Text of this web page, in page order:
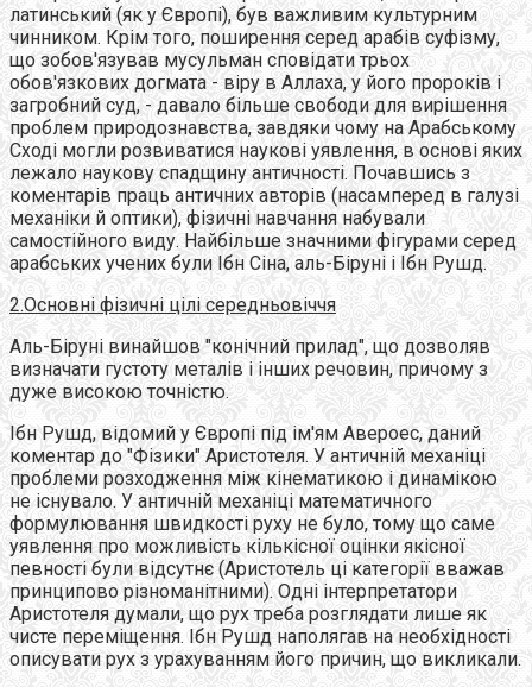
латинський (як у Європі), був важливим культурним
чинником. Крім того, поширення серед арабів суфізму,
що зобов'язував мусульман сповідати трьох
обов'язкових догмата - віру в Аллаха, у його пророків і
загробний суд, - давало більше свободи для вирішення
проблем природознавства, завдяки чому на Арабському
Сході могли розвиватися наукові уявлення, в основі яких
лежало наукову спадщину античності. Почавшись з
коментарів праць античних авторів (насамперед в галузі
механіки й оптики), фізичні навчання набували
самостійного виду. Найбільше значними фігурами серед
арабських учених були Ібн Сіна, аль-Біруні і Ібн Рушд.
2.Основні фізичні цілі середньовіччя
Аль-Біруні винайшов "конічний прилад", що дозволяв
визначати густоту металів і інших речовин, причому з
дуже високою точністю.
Ібн Рушд, відомий у Європі під ім'ям Авероес, даний
коментар до "Фізики" Аристотеля. У античній механіці
проблеми розходження між кінематикою і динамікою
не існувало. У античній механіці математичного
формулювання швидкості руху не було, тому що саме
уявлення про можливість кількісної оцінки якісної
певності були відсутнє (Аристотель ці категорії вважав
принципово різноманітними). Одні інтерпретатори
Аристотеля думали, що рух треба розглядати лише як
чисте переміщення. Ібн Рушд наполягав на необхідності
описувати рух з урахуванням його причин, що викликали.